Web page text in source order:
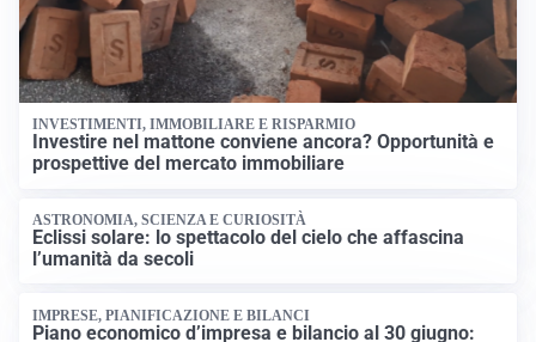
INVESTIMENTI, IMMOBILIARE E RISPARMIO
Investire nel mattone conviene ancora? Opportunità e
prospettive del mercato immobiliare
ASTRONOMIA, SCIENZA E CURIOSITÀ
Eclissi solare: lo spettacolo del cielo che affascina
l’umanità da secoli
IMPRESE, PIANIFICAZIONE E BILANCI
Piano economico d’impresa e bilancio al 30 giugno: